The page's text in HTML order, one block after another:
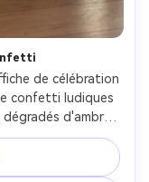
de célébration
confetti ludiques
d'ambre
sous-texte serif,
l'encadrement,
finition